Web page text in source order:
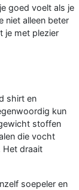
goed voelt als je
niet alleen beter
je met plezier
shirt en
kun
stoffen
die vocht
Het draait
soepeler en